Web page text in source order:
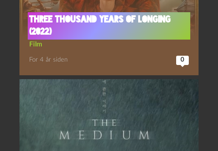
Three thousand years of longing
(2022)
Film
For 4 år siden 0